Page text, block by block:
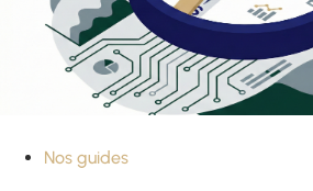
Nos guides